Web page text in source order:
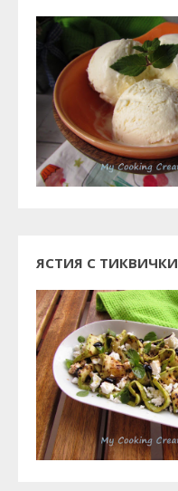
ЯСТИЯ С ТИКВИЧКИ